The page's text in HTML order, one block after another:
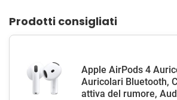
Prodotti consigliati
Apple AirPods 4
Auricolari Bluetooth,
attiva del rumore,